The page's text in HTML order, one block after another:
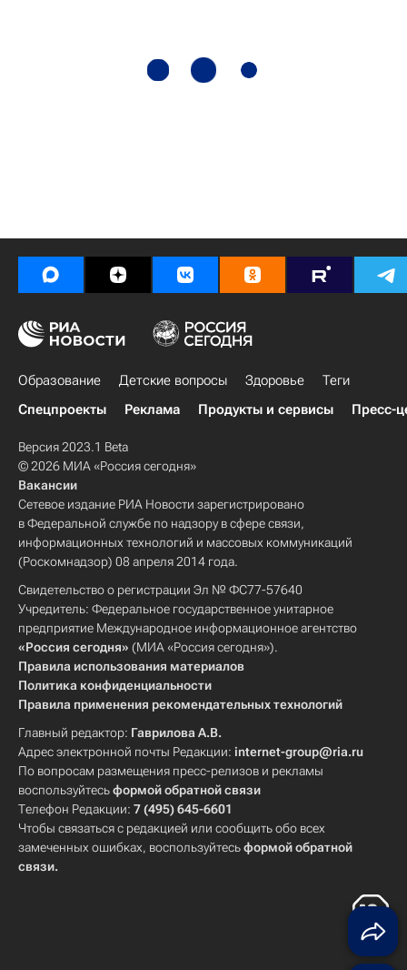
Образование Детские вопросы Здоровье
Теги
Спецпроекты
Реклама Продукты и сервисы Пресс-
Версия 2023.1 Beta
© 2026 МИА «Россия сегодня»
Вакансии
Сетевое издание РИА Новости зарегистрировано
в Федеральной службе по надзору в сфере связи,
информационных технологий и массовых коммуникаций
(Роскомнадзор) 08 апреля 2014 года.
Свидетельство о регистрации Эл № ФС77-57640
Учредитель: Федеральное государственное унитарное
предприятие Международное информационное агентство
«Россия сегодня» (МИА «Россия сегодня»).
Правила использования материалов
Политика конфиденциальности
Правила применения рекомендательных технологий
Главный редактор: Гаврилова А.В.
Адрес электронной почты Редакции: internet-group@ria.ru
По вопросам размещения пресс-релизов и рекламы
воспользуйтесьформой обратной связи
Телефон Редакции: 7 (495) 645-6601
Чтобы связаться с редакцией или сообщить обо всех
замеченных ошибках, воспользуйтесьформой обратной
связи.